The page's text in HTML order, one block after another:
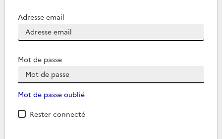
Adresse email
Mot de passe
Mot de passe oublié
Rester connecté